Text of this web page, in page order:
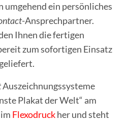
umgehend ein persönliches
-Ansprechpartner.
Ihnen die fertigen
zum sofortigen Einsatz
geliefert.
Auszeichnungssysteme
Plakat der Welt“ am
Flexodruckher und steht